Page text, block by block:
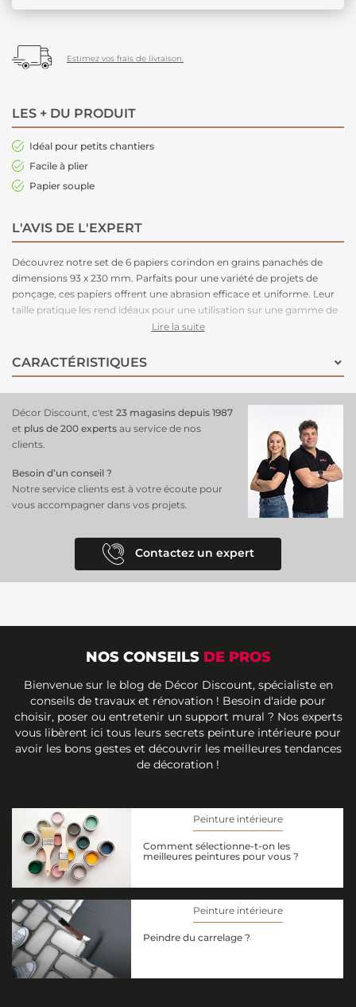
Estimez vos frais de livraison.
LES + DU PRODUIT
Idéal pour petits chantiers
Facile à plier
Papier souple
L'AVIS DE L'EXPERT
Découvrez notre set de 6 papiers corindon en grains panachés de
dimensions 93 x 230 mm. Parfaits pour une variété de projets de
ponçage, ces papiers offrent une abrasion efficace et uniforme. Leur
taille pratique les rend idéaux pour une utilisation sur une gamme de
surfaces. Obtenez des résultats impeccables et professionnels avec ce
atelier ou chantier.
Lire la suite
CARACTÉRISTIQUES
Décor Discount, c'est 23 magasins depuis 1987
et plus de 200 experts au service de nos
clients.
Besoin d’un conseil ?
Notre service clients est à votre écoute pour
vous accompagner dans vos projets.
Contactez un expert
NOS CONSEILS DE PROS
Bienvenue sur le blog de Décor Discount, spécialiste en
conseils de travaux et rénovation ! Besoin d'aide pour
choisir, poser ou entretenir un support mural ? Nos experts
vous libèrent ici tous leurs secrets peinture intérieure pour
avoir les bons gestes et découvrir les meilleures tendances
de décoration !
Peinture intérieure
Comment sélectionne-t-on les
meilleures peintures pour vous ?
Peinture intérieure
Peindre du carrelage ?